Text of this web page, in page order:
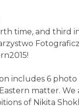
time, and third
includes 6
matter. We
of Nikita